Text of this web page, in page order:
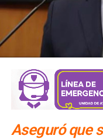
Aseguró que